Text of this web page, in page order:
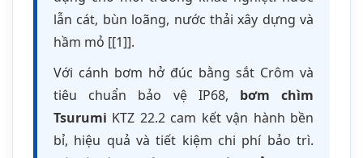
Bơm chìm nước thảiKTZ 22.2 được thiết
kế đặc biệt để xử lý các loại chất lỏng đa
lẫn cát và nước thải công nghiệp nhẹ, đáp
ứng nhu cầu thoát nước hiệu quả trong
nhiều lĩnh vực ứng dụng khác nhau.